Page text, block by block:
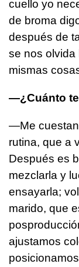
cuello yo
de broma
después de
se nos olvida
mismas
—¿Cuánto
—Me cuestan
rutina, que a
Después es
mezclarla y
ensayarla;
marido, que
ajustamos